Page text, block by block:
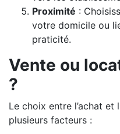
Proximité :
votre domicile ou
praticité.
Vente ou
?
Le choix entre l’achat
plusieurs facteurs :